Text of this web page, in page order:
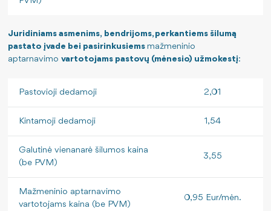
Juridiniams asmenims, bendrijoms, perkantiems šilumą
pastato įvade bei pasirinkusiems mažmeninio
aptarnavimo vartotojams pastovų (mėnesio) užmokestį:
Pastovioji dedamoji 2,01
Kintamoji dedamoji 1,54
Galutinė vienanarė šilumos kaina
(be PVM)
3,55
Mažmeninio aptarnavimo
vartotojams kaina (be PVM)
0,95 Eur/mėn.